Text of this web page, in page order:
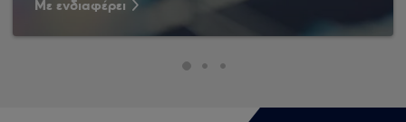
Με ενδιαφέρει